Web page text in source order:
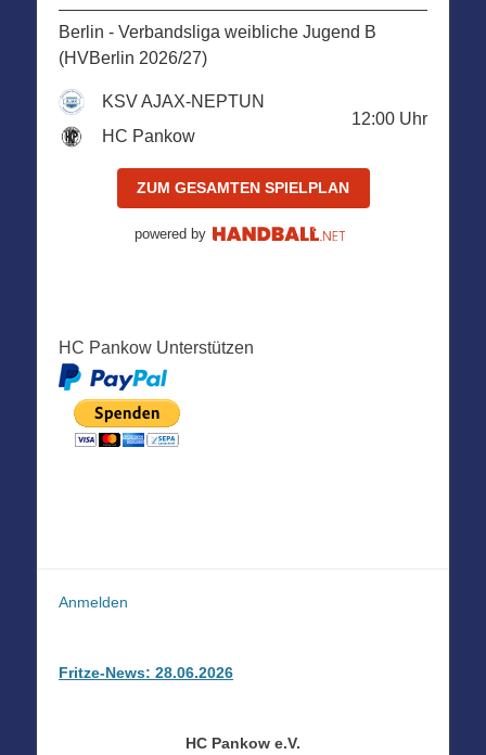
Berlin - Verbandsliga weibliche Jugend B
(HVBerlin 2026/27)
KSV AJAX-NEPTUN
HC Pankow
12:00 Uhr
ZUM GESAMTEN SPIELPLAN
powered by
HC Pankow Unterstützen
Anmelden
Fritze-News: 28.06.2026
HC Pankow e.V.